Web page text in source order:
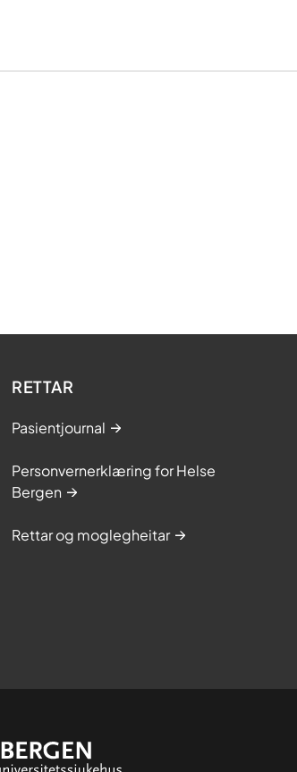
RETTAR
Pasientjournal
Personvernerklæring for Helse
Bergen
Rettar og moglegheitar